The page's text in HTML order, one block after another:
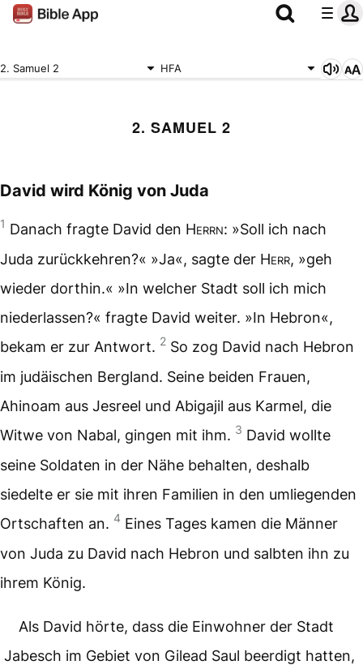
2. Samuel 2 HFA
2. SAMUEL 2
David wird König von Juda
1 Danach fragte David den Herrn: »Soll ich nach
Juda zurückkehren?« »Ja«, sagte der Herr, »geh
wieder dorthin.« »In welcher Stadt soll ich mich
niederlassen?« fragte David weiter. »In Hebron«,
bekam er zur Antwort. 2 So zog David nach Hebron
im judäischen Bergland. Seine beiden Frauen,
Ahinoam aus Jesreel und Abigajil aus Karmel, die
Witwe von Nabal, gingen mit ihm. 3 David wollte
seine Soldaten in der Nähe behalten, deshalb
siedelte er sie mit ihren Familien in den umliegenden
Ortschaften an. 4 Eines Tages kamen die Männer
von Juda zu David nach Hebron und salbten ihn zu
ihrem König.
Als David hörte, dass die Einwohner der Stadt
Jabesch im Gebiet von Gilead Saul beerdigt hatten,